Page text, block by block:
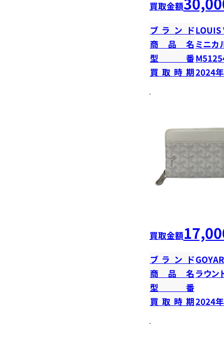
買取金額
ブランドLOUIS
商品名 ミニカ
型番
買取時期2024
買取金額
ブランド
商品名 ラウン
型番
買取時期2024